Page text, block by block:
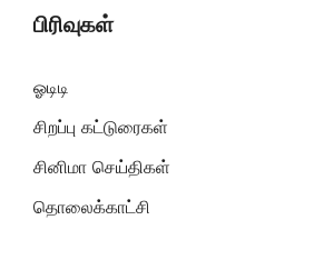
பிரிவுகள்
ஓடிடி
சிறப்பு கட்டுரைகள்
சினிமா செய்திகள்
தொலைக்காட்சி